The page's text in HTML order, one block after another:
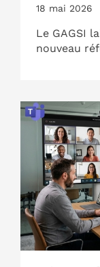
18 mai 2026
Le GAGSI
nouveau